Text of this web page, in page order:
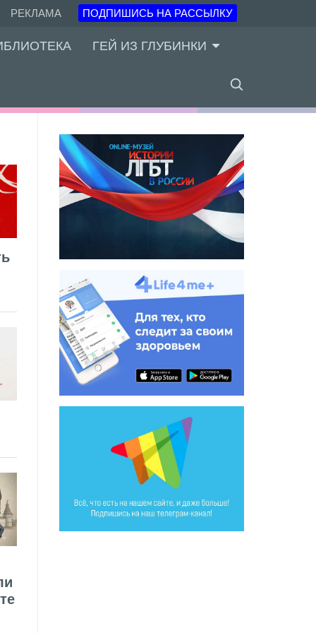
РЕКЛАМА ПОДПИШИСЬ НА РАССЫЛКУ
ГЕЙ ИЗ ГЛУБИНКИ